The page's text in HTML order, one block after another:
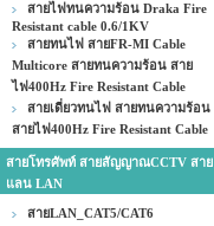
สายไฟทนความร้อน Draka Fire
Resistant cable 0.6/1KV
สายทนไฟ สายFR-MI Cable
Multicore สายทนความร้อน สาย
ไฟ400Hz Fire Resistant Cable
สายเดี่ยวทนไฟ สายทนความร้อน
สายไฟ400Hz Fire Resistant Cable
สายโทรศัพท์ สายสัญญาณCCTV สาย
แลน LAN
สายLAN_CAT5/CAT6